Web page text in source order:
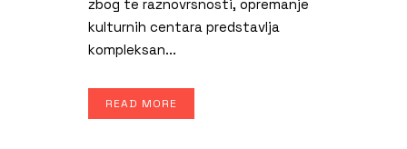
zbog te raznovrsnosti, opremanje
kulturnih centara predstavlja
kompleksan...
READ MORE